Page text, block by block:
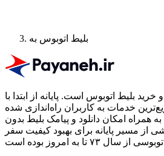
بلیط اتوبوس به
و خرید بلیط اتوبوس است. پایانه از ابتدا با
خدمات به کاربران راه‌اندازی شده
همراه امکان دانلود و پیامک بلیط بدون
از مسیر پایانه برای بهبود کیفیت سفر